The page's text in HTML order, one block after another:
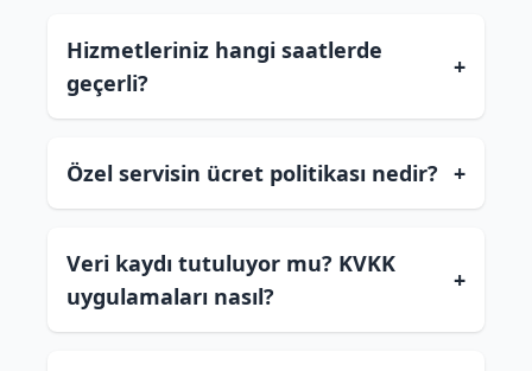
Hizmetleriniz hangi saatlerde
geçerli?
+
Özel servisin ücret politikası nedir? +
Veri kaydı tutuluyor mu? KVKK
uygulamaları nasıl?
+